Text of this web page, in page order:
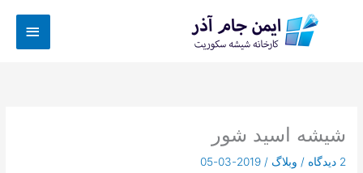
شیشه اسید شور
2 دیدگاه / وبلاگ /
2019-03-05